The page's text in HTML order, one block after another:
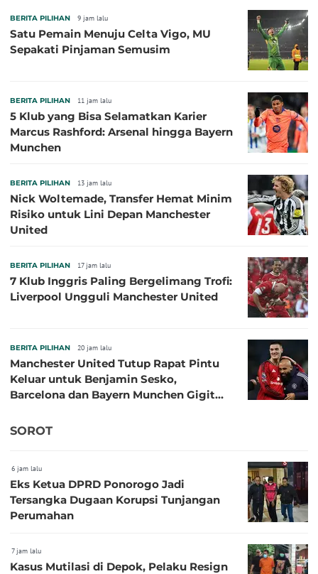
BERITA PILIHAN 9 jam lalu
Satu Pemain Menuju Celta Vigo, MU
Sepakati Pinjaman Semusim
BERITA PILIHAN 11 jam lalu
5 Klub yang Bisa Selamatkan Karier
Marcus Rashford: Arsenal hingga Bayern
Munchen
BERITA PILIHAN 13 jam lalu
Nick Woltemade, Transfer Hemat Minim
Risiko untuk Lini Depan Manchester
United
BERITA PILIHAN 17 jam lalu
7 Klub Inggris Paling Bergelimang Trofi:
Liverpool Ungguli Manchester United
BERITA PILIHAN 20 jam lalu
Manchester United Tutup Rapat Pintu
Keluar untuk Benjamin Sesko,
Barcelona dan Bayern Munchen Gigit
SOROT
6 jam lalu
Eks Ketua DPRD Ponorogo Jadi
Tersangka Dugaan Korupsi Tunjangan
Perumahan
7 jam lalu
Kasus Mutilasi di Depok, Pelaku Resign